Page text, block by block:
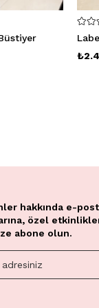
hakkında e-
özel
abone olun.